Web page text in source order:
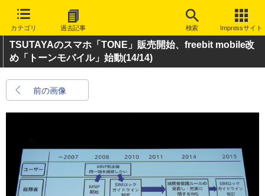
カテゴリ 過去記事 検索 Impressサイト
TSUTAYAのスマホ「TONE」販売開始、freebit mobile改
め「トーンモバイル」始動(14/14)
前の画像